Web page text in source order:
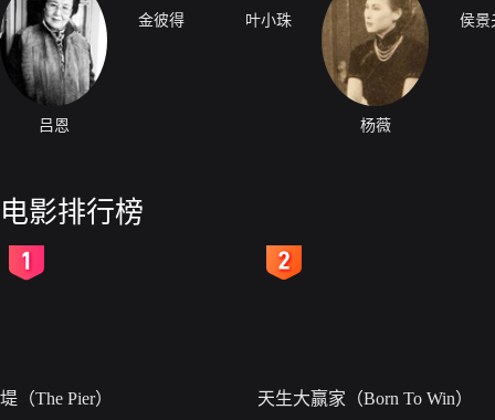
吕恩
金彼得 叶小珠
杨薇
侯景
电影排行榜
堤（The Pier） 天生大赢家（Born To Win）